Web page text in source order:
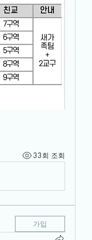
33회 조회
가입